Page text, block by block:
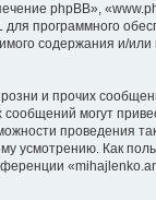
phpBB»,
программного
содержания и/
и прочих
могут
проведения
Как